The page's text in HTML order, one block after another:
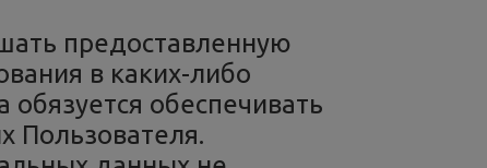
предоставленную
в каких-либо
обеспечивать
Пользователя.